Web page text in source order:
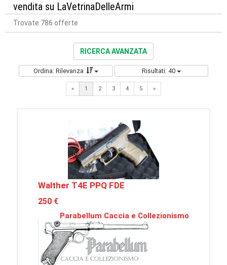
vendita su LaVetrinaDelleArmi
Trovate 786 offerte
RICERCA AVANZATA
Ordina: Rilevanza Risultati: 40
« 1 2 3 4 5 »Next
Walther T4E PPQ FDE
250 €
Parabellum Caccia e Collezionismo